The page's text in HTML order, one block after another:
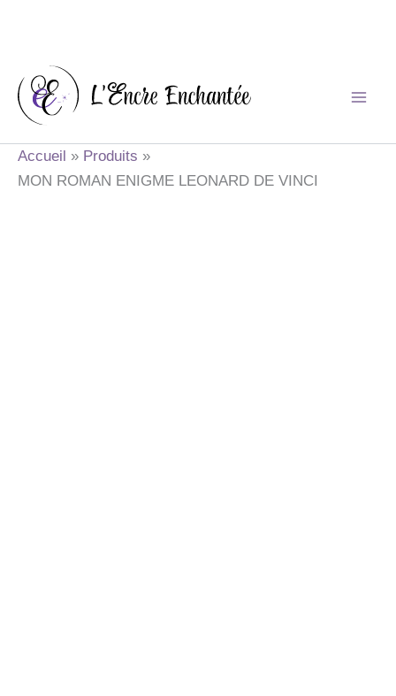
contenu
Accueil
Produits
MON ROMAN ENIGME LEONARD DE VINCI